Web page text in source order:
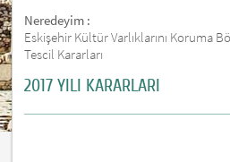
Neredeyim :
Eskişehir Kültür Varlıklarını Koruma
Tescil Kararları
2017 YILI KARARLARI